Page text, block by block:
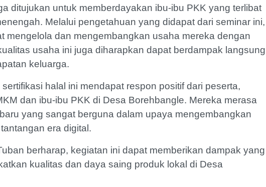
ditujukan untuk memberdayakan ibu-ibu PKK yang terlibat
Melalui pengetahuan yang didapat dari seminar ini,
mengelola dan mengembangkan usaha mereka dengan
usaha ini juga diharapkan dapat berdampak langsung
keluarga.
halal ini mendapat respon positif dari peserta,
dan ibu-ibu PKK di Desa Borehbangle. Mereka merasa
yang sangat berguna dalam upaya mengembangkan
era digital.
berharap, kegiatan ini dapat memberikan dampak yang
kualitas dan daya saing produk lokal di Desa